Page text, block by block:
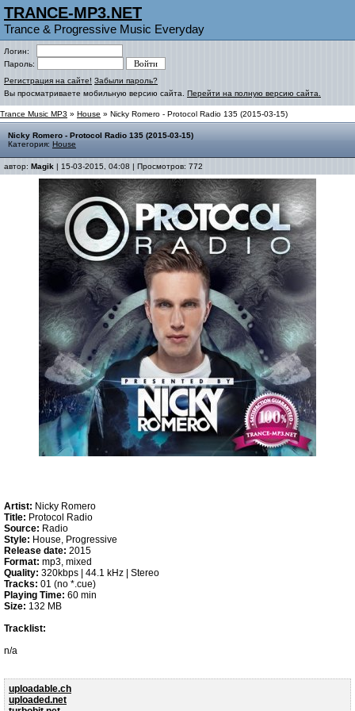
TRANCE-MP3.NET
Trance & Progressive Music Everyday
Логин:
Пароль:
Регистрация на сайте! Забыли пароль?
Вы просматриваете мобильную версию сайта. Перейти на полную версию сайта.
Trance Music MP3 » House » Nicky Romero - Protocol Radio 135 (2015-03-15)
Nicky Romero - Protocol Radio 135 (2015-03-15)
Категория: House
автор: Magik | 15-03-2015, 04:08 | Просмотров: 772
Artist: Nicky Romero
Title: Protocol Radio
Source: Radio
Style: House, Progressive
Release date: 2015
Format: mp3, mixed
Quality: 320kbps | 44.1 kHz | Stereo
Tracks: 01 (no *.cue)
Playing Time: 60 min
Size: 132 MB
Tracklist:
n/a
uploadable.ch
uploaded.net